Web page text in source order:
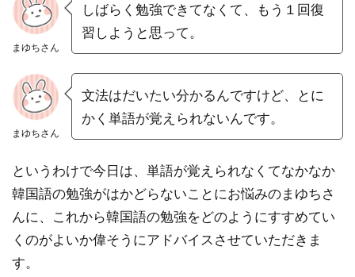
まゆちさん
しばらく勉強できてなくて、もう１回復
習しようと思って。
まゆちさん
文法はだいたい分かるんですけど、とに
かく単語が覚えられないんです。
というわけで今日は、単語が覚えられなくてなかなか
韓国語の勉強がはかどらないことにお悩みのまゆちさ
んに、これから韓国語の勉強をどのようにすすめてい
くのがよいか偉そうにアドバイスさせていただきま
す。